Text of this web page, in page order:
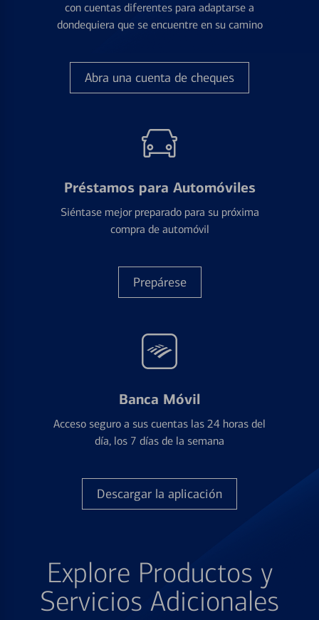
con cuentas diferentes para adaptarse a
dondequiera que se encuentre en su camino
Abra una cuenta de cheques
Préstamos para Automóviles
Siéntase mejor preparado para su próxima
compra de automóvil
Prepárese
Banca Móvil
Acceso seguro a sus cuentas las 24 horas del
día, los 7 días de la semana
Descargar la aplicación
Explore Productos y
Servicios Adicionales